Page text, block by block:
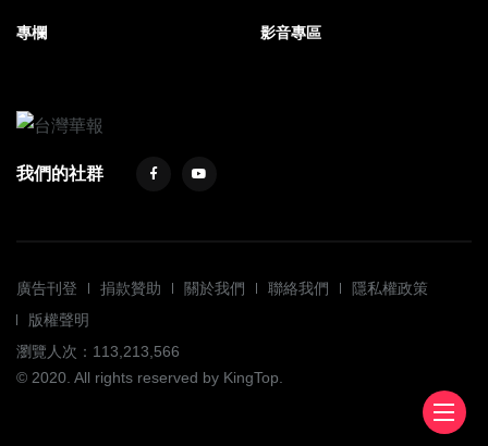
專欄 影音專區
我們的社群
廣告刊登 捐款贊助 關於我們 聯絡我們
隱私權政策
版權聲明
瀏覽人次：113,213,566
© 2020. All rights reserved by KingTop.